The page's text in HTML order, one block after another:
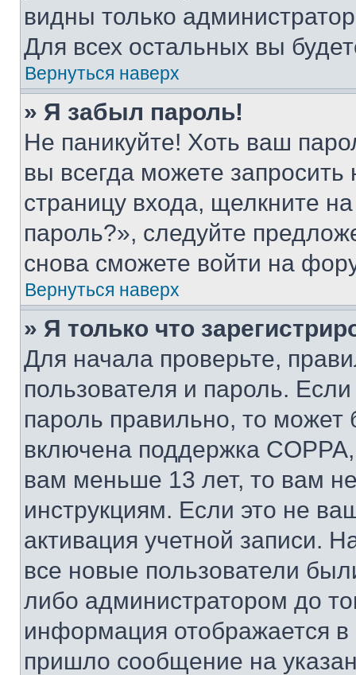
видны только
Для всех остальных вы
Вернуться наверх
» Я забыл пароль!
Не паникуйте! Хоть ваш
вы всегда можете
страницу входа, щелкните
пароль?», следуйте
снова сможете войти на
Вернуться наверх
» Я только что
Для начала проверьте,
пользователя и пароль.
пароль правильно, то может
включена поддержка
вам меньше 13 лет, то вам
инструкциям. Если это не
активация учетной записи.
все новые пользователи
либо администратором до
информация отображается
пришло сообщение на